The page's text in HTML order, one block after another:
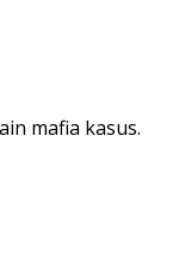
mafia kasus.